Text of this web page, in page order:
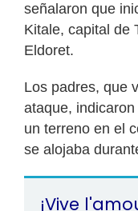
señalaron que
Kitale, capital de
Eldoret.
Los padres, que
ataque,
un terreno en el
se alojaba
¡Vive